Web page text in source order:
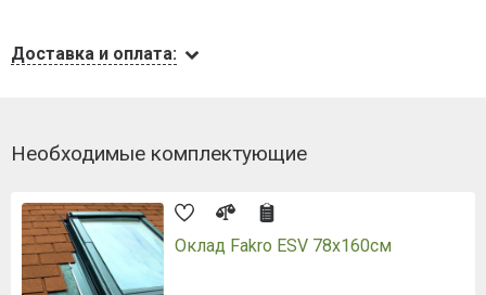
Доставка и оплата:
Необходимые комплектующие
Оклад Fakro ESV 78х160см